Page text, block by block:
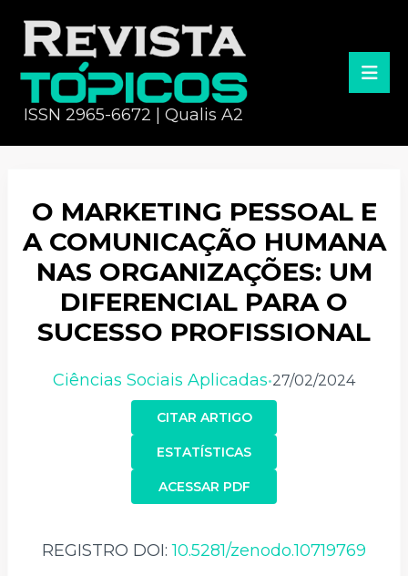
ISSN 2965-6672 | Qualis A2
O MARKETING PESSOAL E
A COMUNICAÇÃO HUMANA
NAS ORGANIZAÇÕES: UM
DIFERENCIAL PARA O
SUCESSO PROFISSIONAL
Ciências Sociais Aplicadas•27/02/2024
CITAR ARTIGO
ACESSAR PDF
ESTATÍSTICAS
REGISTRO DOI:10.5281/zenodo.10719769